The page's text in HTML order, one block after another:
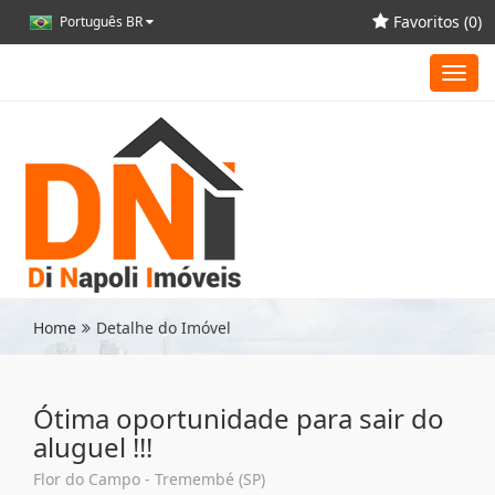
Português BR Favoritos (0)
Home Detalhe do Imóvel
Ótima oportunidade para sair do
aluguel !!!
Flor do Campo - Tremembé (SP)